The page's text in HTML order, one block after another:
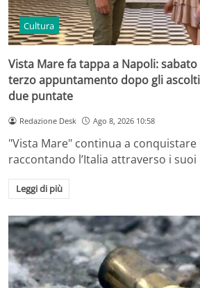
Cultura
Vista Mare fa tappa a Napoli: sabato
terzo appuntamento dopo gli
due puntate
Redazione Desk Ago 8, 2026 10:58
"Vista Mare" continua a
raccontando l’Italia attraverso i
Leggi di più